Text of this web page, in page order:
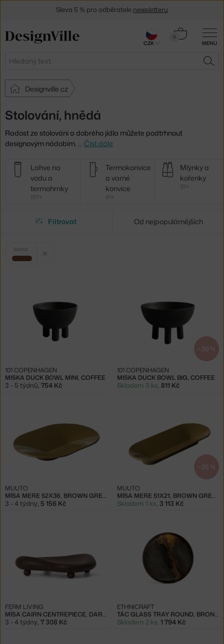
MENU
Hledat
0
Košík
Designville.cz
Stolování, hnědá
Radost ze stolování a dobrého jídla můžete podtrhnout
designovým nádobím. … Číst dále
Další
kategorie
Lahve na
vodu a
termohrnky
197×
Termokonvice
a varné
konvice
91×
Mlýnky a
kořenky
37×
Filtrovat Od nejpopulárnějších
Vybrané
filtry:
BARVA
hnědá
MISKA DUCK BOWL MINI, COFFEE
101 COPENHAGEN
3 - 5 týdnů 754 Kč
−20 %
MISKA DUCK BOWL BIG, COFFEE
101 COPENHAGEN
Skladem 3 ks 811 Kč
MÍSA MERE 52X36, BROWN GREEN
MUUTO
3 - 4 týdny, 5 156 Kč
−25 %
MÍSA MERE 51X21, BROWN GREEN
MUUTO
Skladem 1 ks, 3 113 Kč
MÍSA CAIRN CENTREPIECE, DARK BROWN
FERM LIVING
3 - 4 týdny, 7 308 Kč
TÁC GLASS TRAY ROUND, BRONZE ORGANIC
ETHNICRAFT
Skladem 2 ks, 1 794 Kč
Sleva 5 % pro odběratele newsletteru
CZK